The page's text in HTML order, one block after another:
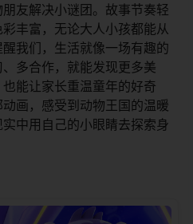
友解决小谜团。故事节奏轻
丰富，无论大人小孩都能从
我们，生活就像一场有趣的
多合作，就能发现更多美
能让家长重温童年的好奇
画，感受到动物王国的温暖
中用自己的小眼睛去探索身